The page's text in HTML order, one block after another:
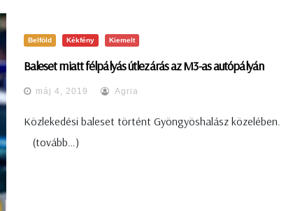
Belföld Kékfény Kiemelt
Baleset miatt félpályás útlezárás az M3-as autópályán
máj 4, 2019 Agria
Közlekedési baleset történt Gyöngyöshalász közelében.
(tovább…)